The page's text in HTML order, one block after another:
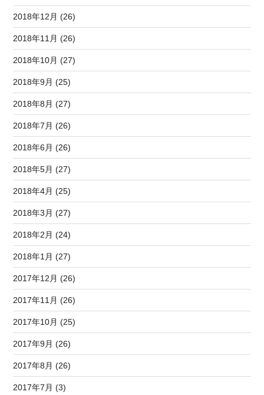
2018年12月 (26)
2018年11月 (26)
2018年10月 (27)
2018年9月 (25)
2018年8月 (27)
2018年7月 (26)
2018年6月 (26)
2018年5月 (27)
2018年4月 (25)
2018年3月 (27)
2018年2月 (24)
2018年1月 (27)
2017年12月 (26)
2017年11月 (26)
2017年10月 (25)
2017年9月 (26)
2017年8月 (26)
2017年7月 (3)